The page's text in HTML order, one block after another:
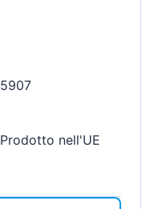
5907
Prodotto nell'UE